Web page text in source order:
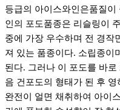
등급의 아이스와인은품질이
인의 포도품종은 리슬링이
중에 가장 우수하며 전 경작
져 있는 품종이다. 소립종이
된다. 그러나 이 포도를 바
음 건포도의 형태가 된 후
완전이 얼면 채취하여 아이